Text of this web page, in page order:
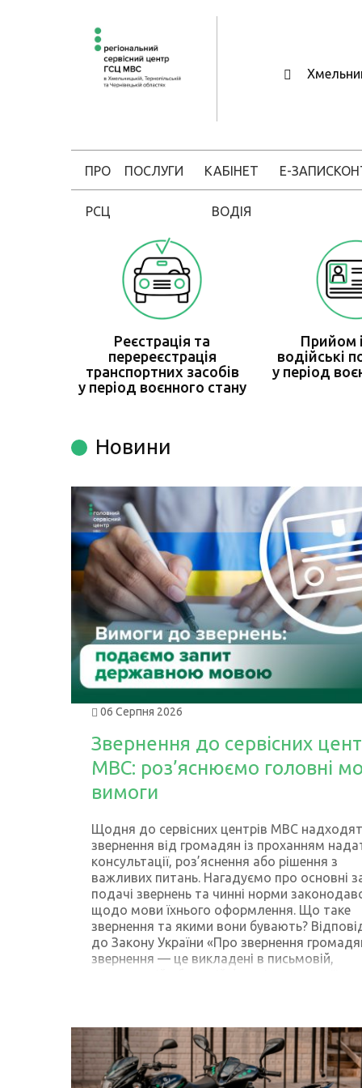
ПРО
РСЦ
ПОСЛУГИ КАБІНЕТ
ВОДІЯ
Е-ЗАПИС
Реєстрація та
перереєстрація
транспортних засобів
у період воєнного стану
Прийом
водійські
у період
Новини
06 Серпня 2026
Звернення до сервісних
МВС: роз’яснюємо головні
вимоги
Щодня до сервісних центрів МВС
звернення від громадян із проханням
консультації, роз’яснення або рішення з
важливих питань. Нагадуємо про основні
подачі звернень та чинні норми
щодо мови їхнього оформлення. Що таке
звернення та якими вони бувають?
до Закону України «Про звернення
звернення — це викладені в письмовій,
особистому прийомі або за допомогою
телефонних «гарячих ліній»), письмові
поштою чи передані особисто) та